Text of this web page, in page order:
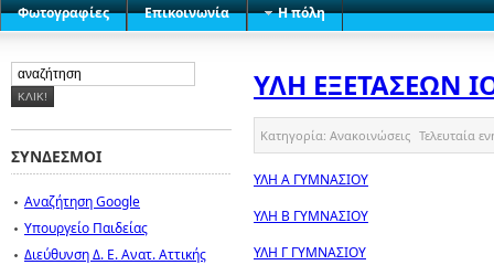
Φωτογραφίες
Επικοινωνία Η πόλη
ΥΛΗ ΕΞΕΤΑΣΕΩΝ
Κατηγορία: Ανακοινώσεις Τελευταία
ΥΛΗ Α ΓΥΜΝΑΣΙΟΥ
ΥΛΗ Β ΓΥΜΝΑΣΙΟΥ
ΥΛΗ Γ ΓΥΜΝΑΣΙΟΥ
ΣΥΝΔΕΣΜΟΙ
Αναζήτηση Google
Υπουργείο Παιδείας
Διεύθυνση Δ. Ε. Ανατ. Αττικής